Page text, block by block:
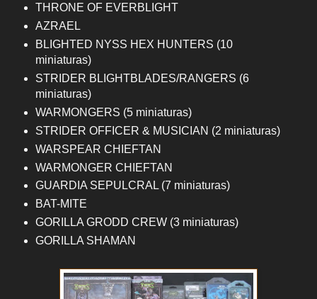
THRONE OF EVERBLIGHT
AZRAEL
BLIGHTED NYSS HEX HUNTERS (10
miniaturas)
STRIDER BLIGHTBLADES/RANGERS (6
miniaturas)
WARMONGERS (5 miniaturas)
STRIDER OFFICER & MUSICIAN (2 miniaturas)
WARSPEAR CHIEFTAN
WARMONGER CHIEFTAN
GUARDIA SEPULCRAL (7 miniaturas)
BAT-MITE
GORILLA GRODD CREW (3 miniaturas)
GORILLA SHAMAN